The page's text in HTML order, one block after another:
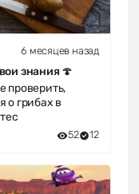
6 месяцев назад
знания 🍄
проверить,
о грибах в
52 12